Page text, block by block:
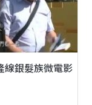
線銀髮族微電影